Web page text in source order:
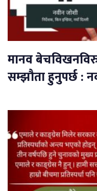
मानव
सम्झौता हुनुपर्छ :